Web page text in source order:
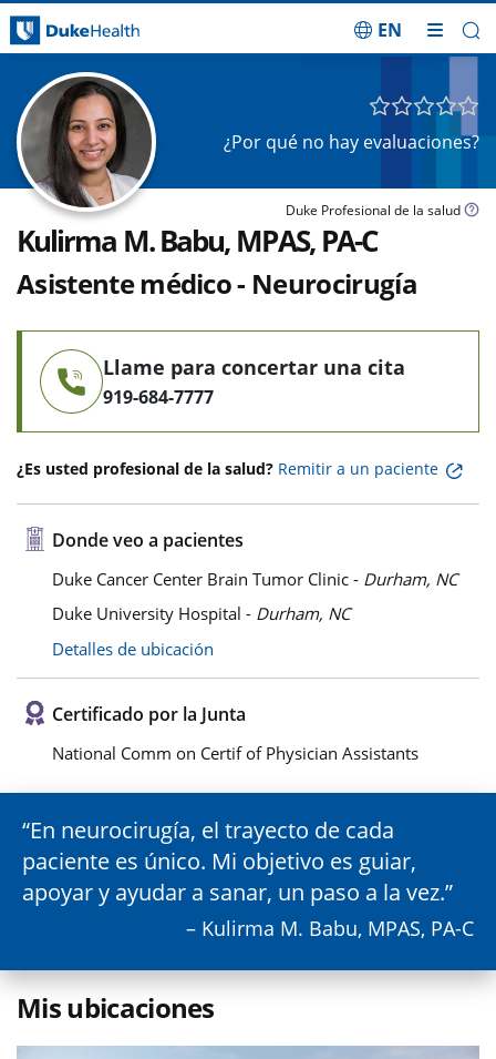
EN
¿Por qué no hay evaluaciones?
Duke Profesional de la salud
Kulirma M. Babu, MPAS, PA-C
Asistente médico - Neurocirugía
Llame para concertar una cita
919-684-7777
¿Es usted profesional de la salud? Remitir a un paciente
Donde veo a pacientes
Duke Cancer Center Brain Tumor Clinic - Durham, NC
Duke University Hospital - Durham, NC
Detalles de ubicación
Certificado por la Junta
National Comm on Certif of Physician Assistants
En neurocirugía, el trayecto de cada
paciente es único. Mi objetivo es guiar,
apoyar y ayudar a sanar, un paso a la vez.
– Kulirma M. Babu, MPAS, PA-C
Mis ubicaciones